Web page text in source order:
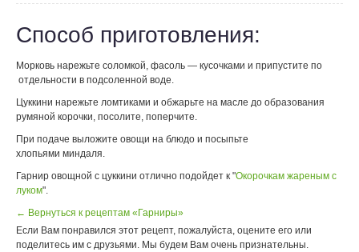
Способ приготовления:
Морковь нарежьте соломкой, фасоль — кусочками и припустите по
отдельности в подсоленной воде.
Цуккини нарежьте ломтиками и обжарьте на масле до образования
румяной корочки, посолите, поперчите.
При подаче выложите овощи на блюдо и посыпьте
хлопьями миндаля.
Гарнир овощной с цуккини отлично подойдет к "Окорочкам жареным с
луком".
← Вернуться к рецептам «Гарниры»
Если Вам понравился этот рецепт, пожалуйста, оцените его или
поделитесь им с друзьями. Мы будем Вам очень признательны.